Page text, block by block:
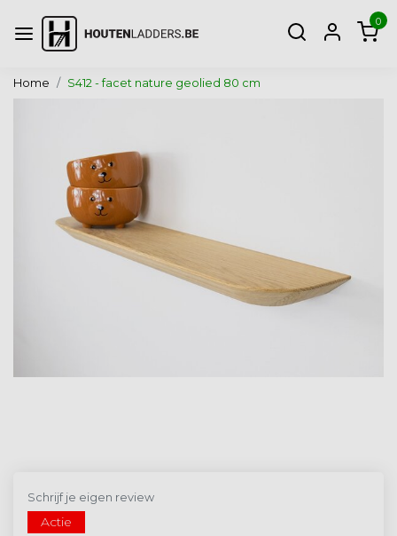
0
Home S412 - facet nature geolied 80 cm
Schrijf je eigen review
Actie